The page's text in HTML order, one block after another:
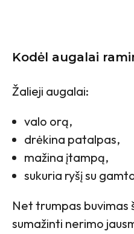
Kodėl augalai
Žalieji augalai:
valo orą,
drėkina patalpas,
mažina įtampą,
sukuria ryšį su
Net trumpas buvimas
sumažinti nerimo